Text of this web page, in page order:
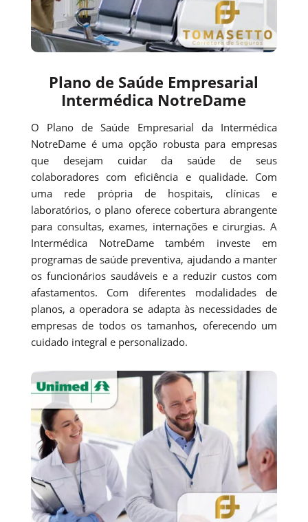
Plano de Saúde Empresarial
Intermédica NotreDame
O Plano de Saúde Empresarial da Intermédica
NotreDame é uma opção robusta para empresas
que desejam cuidar da saúde de seus
colaboradores com eficiência e qualidade. Com
uma rede própria de hospitais, clínicas e
laboratórios, o plano oferece cobertura abrangente
para consultas, exames, internações e cirurgias. A
Intermédica NotreDame também investe em
programas de saúde preventiva, ajudando a manter
os funcionários saudáveis e a reduzir custos com
afastamentos. Com diferentes modalidades de
planos, a operadora se adapta às necessidades de
empresas de todos os tamanhos, oferecendo um
cuidado integral e personalizado.